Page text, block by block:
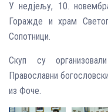
У недјељу, 10.
Горажде и храм
Сопотници.
Скуп су
Православни
из Фоче.